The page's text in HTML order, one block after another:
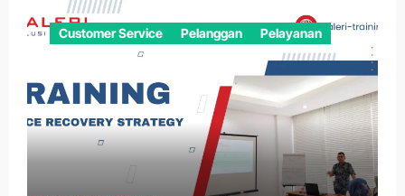
Customer Service Pelanggan Pelayanan